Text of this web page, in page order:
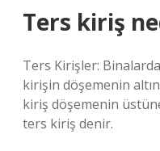
Ters kiriş
Ters Kirişler:
kirişin döşemenin
kiriş döşemenin
ters kiriş denir.